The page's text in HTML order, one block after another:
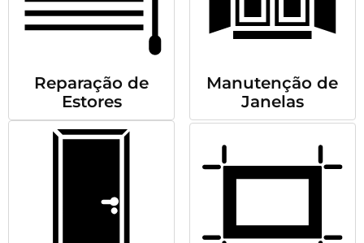
Reparação de
Estores
Manutenção de
Janelas